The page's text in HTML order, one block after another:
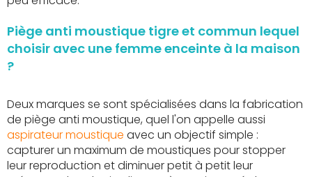
Piège anti moustique tigre et commun lequel
choisir avec une femme enceinte à la maison
?
Deux marques se sont spécialisées dans la fabrication
de piège anti moustique, quel l'on appelle aussi
aspirateur moustique avec un objectif simple :
capturer un maximum de moustiques pour stopper
leur reproduction et diminuer petit à petit leur